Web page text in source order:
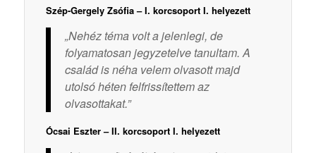
Szép-Gergely Zsófia – I. korcsoport I. helyezett
„Nehéz téma volt a jelenlegi, de
folyamatosan jegyzetelve tanultam. A
család is néha velem olvasott majd
utolsó héten felfrissítettem az
olvasottakat.”
Ócsai Eszter – II. korcsoport I. helyezett